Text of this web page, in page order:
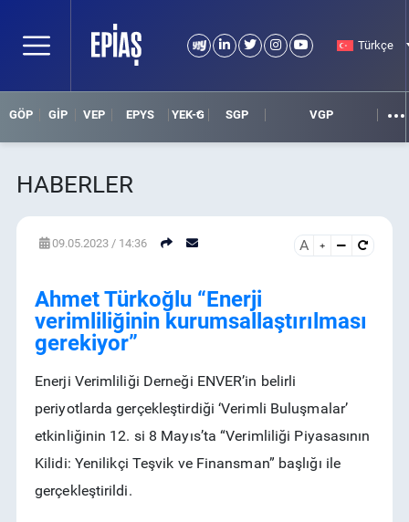
Türkçe
GÖP GİP VEP EPYS YEK-G SGP VGP
HABERLER
RSS
09.05.2023 / 14:36 A
Ahmet Türkoğlu “Enerji
verimliliğinin kurumsallaştırılması
gerekiyor”
Enerji Verimliliği Derneği ENVER’in belirli
periyotlarda gerçekleştirdiği ‘Verimli Buluşmalar’
etkinliğinin 12. si 8 Mayıs’ta“Verimliliği Piyasasının
Kilidi: Yenilikçi Teşvik ve Finansman” başlığı ile
gerçekleştirildi.